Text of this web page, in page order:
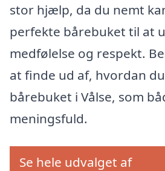
stor hjælp, da du nemt
perfekte bårebuket til at
medfølelse og respekt.
at finde ud af, hvordan
bårebuket i Vålse, som
meningsfuld.
Se hele udvalget af